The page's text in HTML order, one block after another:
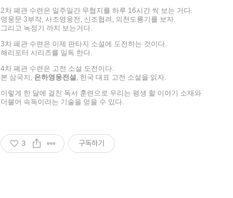
2차 폐관 수련은 일주일간 무협지를 하루 16시간 씩 보는 거다.
영웅문 3부작, 사조영웅전, 신조협려, 의천도룡기를 보자.
그리고 녹정기 까지 보는거다.
3차 폐관 수련은 이제 판타지 소설에 도전하는 것이다.
해리포터 시리즈를 일독 한다.
4차 폐관 수련은 고전 소설 도전이다.
본 삼국지, 은하영웅전설, 한국 대표 고전 소설을 읽자.
이렇게 한 달에 걸친 독서 훈련으로 우리는 평생 할 이야기 소재와
더블어 속독이라는 기술을 얻을 수 있다.
3 구독하기